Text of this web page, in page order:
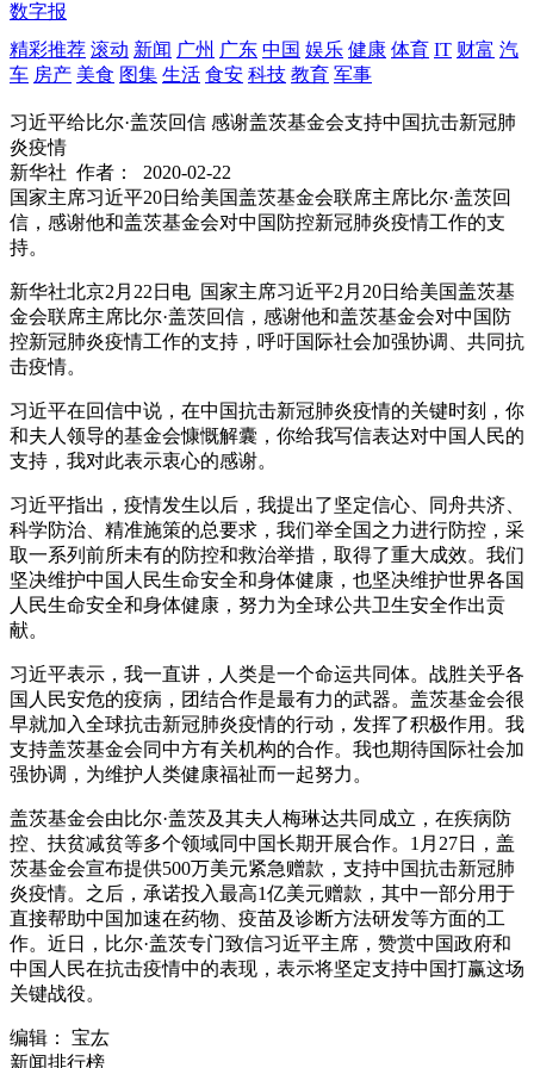
数字报
精彩推荐 滚动 新闻 广州 广东 中国 娱乐 健康 体育 IT 财富 汽
车 房产 美食 图集 生活 食安 科技 教育 军事
习近平给比尔·盖茨回信 感谢盖茨基金会支持中国抗击新冠肺
炎疫情
新华社 作者：
2020-02-22
国家主席习近平20日给美国盖茨基金会联席主席比尔·盖茨回
信，感谢他和盖茨基金会对中国防控新冠肺炎疫情工作的支
持。
新华社北京2月22日电 国家主席习近平2月20日给美国盖茨基
金会联席主席比尔·盖茨回信，感谢他和盖茨基金会对中国防
控新冠肺炎疫情工作的支持，呼吁国际社会加强协调、共同抗
击疫情。
习近平在回信中说，在中国抗击新冠肺炎疫情的关键时刻，你
和夫人领导的基金会慷慨解囊，你给我写信表达对中国人民的
支持，我对此表示衷心的感谢。
习近平指出，疫情发生以后，我提出了坚定信心、同舟共济、
科学防治、精准施策的总要求，我们举全国之力进行防控，采
取一系列前所未有的防控和救治举措，取得了重大成效。我们
坚决维护中国人民生命安全和身体健康，也坚决维护世界各国
人民生命安全和身体健康，努力为全球公共卫生安全作出贡
献。
习近平表示，我一直讲，人类是一个命运共同体。战胜关乎各
国人民安危的疫病，团结合作是最有力的武器。盖茨基金会很
早就加入全球抗击新冠肺炎疫情的行动，发挥了积极作用。我
支持盖茨基金会同中方有关机构的合作。我也期待国际社会加
强协调，为维护人类健康福祉而一起努力。
盖茨基金会由比尔·盖茨及其夫人梅琳达共同成立，在疾病防
控、扶贫减贫等多个领域同中国长期开展合作。1月27日，盖
茨基金会宣布提供500万美元紧急赠款，支持中国抗击新冠肺
炎疫情。之后，承诺投入最高1亿美元赠款，其中一部分用于
直接帮助中国加速在药物、疫苗及诊断方法研发等方面的工
作。近日，比尔·盖茨专门致信习近平主席，赞赏中国政府和
中国人民在抗击疫情中的表现，表示将坚定支持中国打赢这场
关键战役。
编辑： 宝厷
新闻排行榜